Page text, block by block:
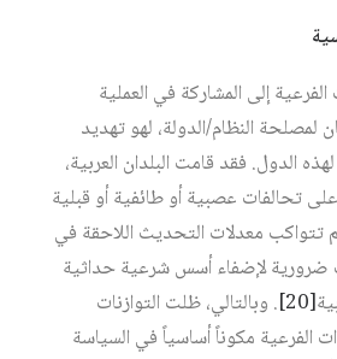
إلى المشاركة في العملية
لمصلحة النظام/الدولة، لهو تهديد
الدول. فقد قامت البلدان العربية،
تحالفات عصبية أو طائفية أو قبلية
معدلات التحديث اللاحقة في
ضرورية لإضفاء أسس شرعية حداثية
[20]
. وبالتالي، ظلت التوازنات
الفرعية مكوناً أساسياً في السياسة